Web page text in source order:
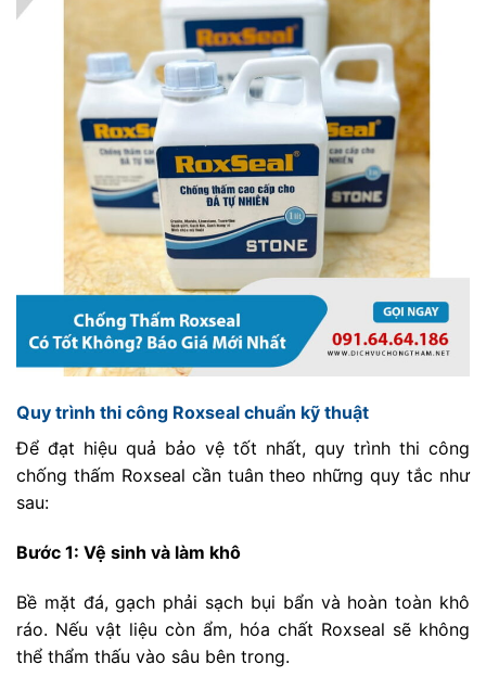
Quy trình thi công Roxseal chuẩn kỹ thuật
Để đạt hiệu quả bảo vệ tốt nhất, quy trình thi công
chống thấm Roxseal cần tuân theo những quy tắc như
sau:
Bước 1: Vệ sinh và làm khô
Bề mặt đá, gạch phải sạch bụi bẩn và hoàn toàn khô
ráo. Nếu vật liệu còn ẩm, hóa chất Roxseal sẽ không
thể thẩm thấu vào sâu bên trong.